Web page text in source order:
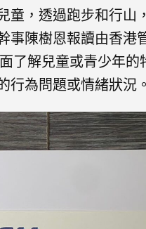
童，透過跑步和行山
事陳樹恩報讀由香港
了解兒童或青少年
行為問題或情緒狀況 。